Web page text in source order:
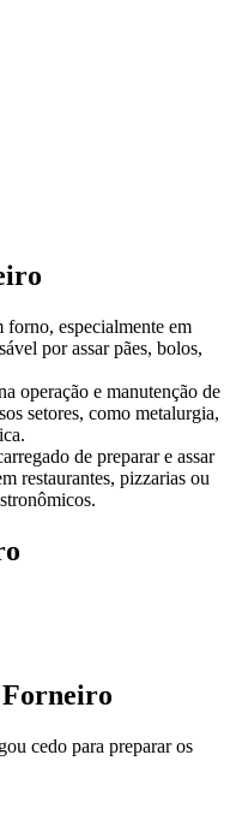
forno, especialmente em
por assar pães, bolos,
operação e manutenção de
setores, como metalurgia,
de preparar e assar
restaurantes, pizzarias ou
Forneiro
cedo para preparar os